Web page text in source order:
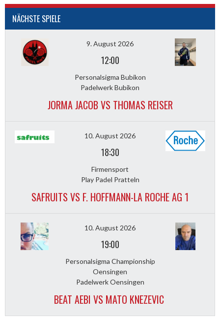
NÄCHSTE SPIELE
9. August 2026
12:00
Personalsigma Bubikon
Padelwerk Bubikon
JORMA JACOB VS THOMAS REISER
10. August 2026
18:30
Firmensport
Play Padel Pratteln
SAFRUITS VS F. HOFFMANN-LA ROCHE AG 1
10. August 2026
19:00
Personalsigma Championship
Oensingen
Padelwerk Oensingen
BEAT AEBI VS MATO KNEZEVIC